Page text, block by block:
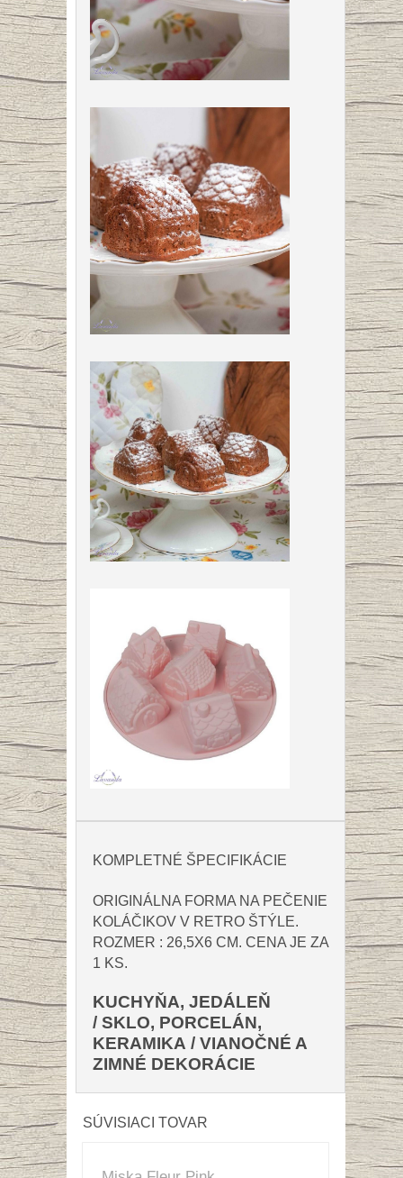
KOMPLETNÉ ŠPECIFIKÁCIE
ORIGINÁLNA FORMA NA PEČENIE
KOLÁČIKOV V RETRO ŠTÝLE.
ROZMER : 26,5X6 CM. CENA JE ZA
1 KS.
KUCHYŇA, JEDÁLEŇ
/ SKLO, PORCELÁN,
KERAMIKA / VIANOČNÉ A
ZIMNÉ DEKORÁCIE
SÚVISIACI TOVAR